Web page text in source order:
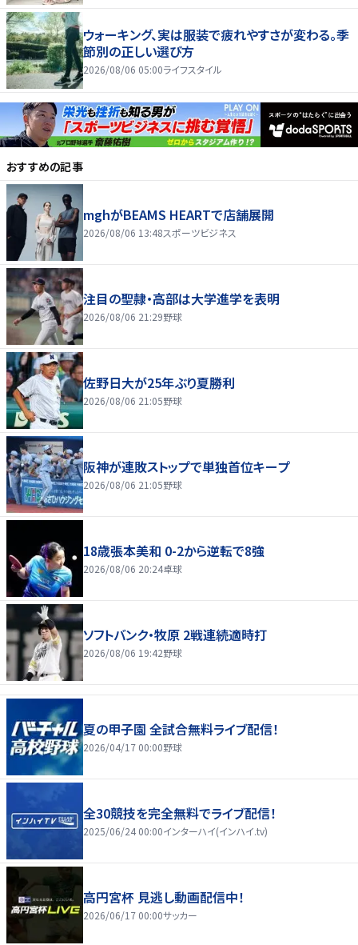
ウォーキング、実は服装で疲れやすさが変わる。季
節別の正しい選び方
2026/08/06 05:00ライフスタイル
おすすめの記事
mghがBEAMS HEARTで店舗展開
2026/08/06 13:48スポーツビジネス
注目の聖隷・高部は大学進学を表明
2026/08/06 21:29野球
佐野日大が25年ぶり夏勝利
2026/08/06 21:05野球
阪神が連敗ストップで単独首位キープ
2026/08/06 21:05野球
18歳張本美和 0-2から逆転で8強
2026/08/06 20:24卓球
ソフトバンク・牧原 2戦連続適時打
2026/08/06 19:42野球
夏の甲子園 全試合無料ライブ配信！
2026/04/17 00:00野球
全30競技を完全無料でライブ配信！
2025/06/24 00:00インターハイ(インハイ.tv)
高円宮杯 見逃し動画配信中！
2026/06/17 00:00サッカー